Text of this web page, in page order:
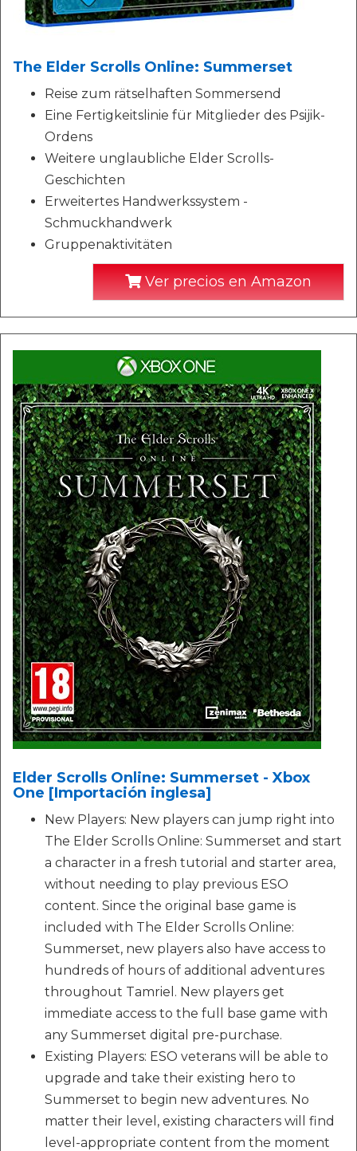
The Elder Scrolls Online: Summerset
Reise zum rätselhaften Sommersend
Eine Fertigkeitslinie für Mitglieder des Psijik-
Ordens
Weitere unglaubliche Elder Scrolls-
Geschichten
Erweitertes Handwerkssystem -
Schmuckhandwerk
Gruppenaktivitäten
Ver precios en Amazon
Elder Scrolls Online: Summerset - Xbox
One [Importación inglesa]
New Players: New players can jump right into
The Elder Scrolls Online: Summerset and start
a character in a fresh tutorial and starter area,
without needing to play previous ESO
content. Since the original base game is
included with The Elder Scrolls Online:
Summerset, new players also have access to
hundreds of hours of additional adventures
throughout Tamriel. New players get
immediate access to the full base game with
any Summerset digital pre-purchase.
Existing Players: ESO veterans will be able to
upgrade and take their existing hero to
Summerset to begin new adventures. No
matter their level, existing characters will find
level-appropriate content from the moment